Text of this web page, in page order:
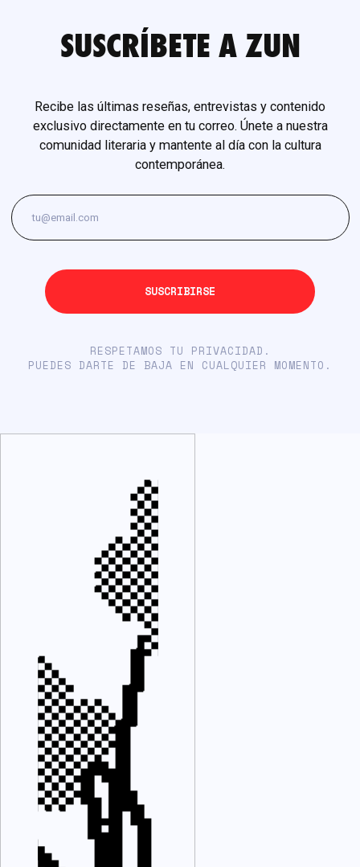
SUSCRÍBETE A ZUN
Recibe las últimas reseñas, entrevistas y contenido
exclusivo directamente en tu correo. Únete a nuestra
comunidad literaria y mantente al día con la cultura
contemporánea.
RESPETAMOS TU PRIVACIDAD.
PUEDES DARTE DE BAJA EN CUALQUIER MOMENTO.